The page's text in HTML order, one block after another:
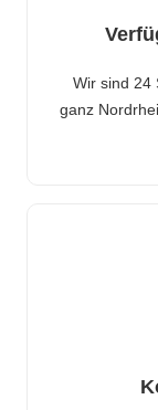
Wir sind 24
ganz